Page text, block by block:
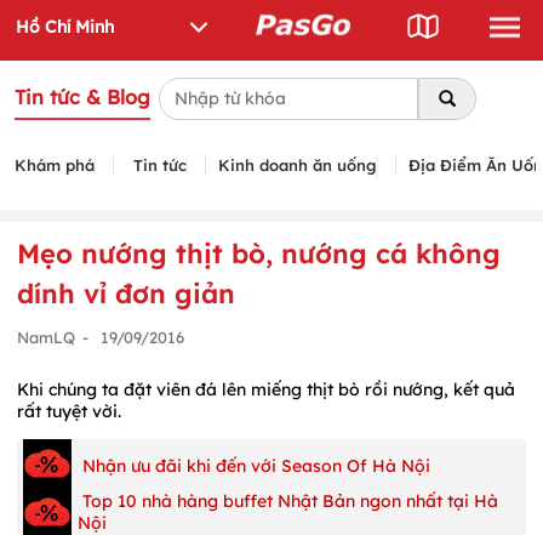
Tin tức & Blog
Khám phá Tin tức Kinh doanh ăn uống Địa Điểm Ăn
Mẹo nướng thịt bò, nướng cá không
dính vỉ đơn giản
NamLQ - 19/09/2016
Khi chúng ta đặt viên đá lên miếng thịt bò rồi nướng, kết quả
rất tuyệt vời.
Nhận ưu đãi khi đến với Season Of Hà Nội
Top 10 nhà hàng buffet Nhật Bản ngon nhất tại Hà
Nội